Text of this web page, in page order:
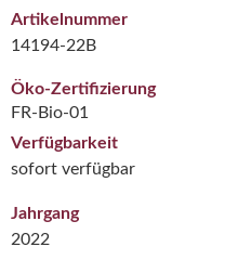
Artikelnummer
14194-22B
Öko-Zertifizierung
FR-Bio-01
Verfügbarkeit
sofort verfügbar
Jahrgang
2022